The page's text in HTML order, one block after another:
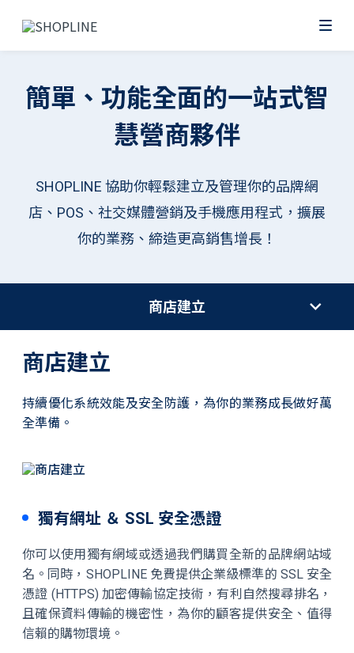
簡單、功能全面的一站式智
慧營商夥伴
SHOPLINE 協助你輕鬆建立及管理你的品牌網
店、POS、社交媒體營銷及手機應用程式，擴展
你的業務、締造更高銷售增長！
商店建立
商店建立
持續優化系統效能及安全防護，為你的業務成長做好萬
全準備。
獨有網址 ＆ SSL 安全憑證
你可以使用獨有網域或透過我們購買全新的品牌網站域
名。同時，SHOPLINE 免費提供企業級標準的 SSL 安全
憑證 (HTTPS) 加密傳輸協定技術，有利自然搜尋排名，
且確保資料傳輸的機密性，為你的顧客提供安全、值得
信賴的購物環境。